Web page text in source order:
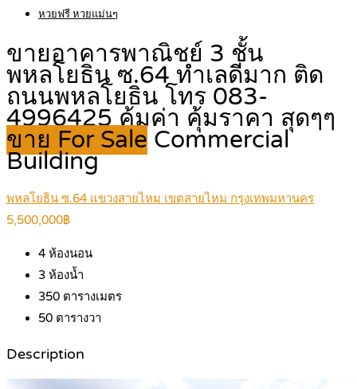
หวยฟรี หวยแม่นๆ
ขายอาคารพาณิชย์ 3 ชั้น
พหลโยธิน ซ.64 ทำเลดีมาก ติด
ถนนพหลโยธิน โทร 083-
4996425 คุ้มค่า คุ้มราคา สุดๆๆ
ขาย For Sale Commercial
Building
พหลโยธิน ซ.64 แขวงสายไหม เขตสายไหม กรุงเทพมหานคร
5,500,000฿
4 ห้องนอน
3 ห้องน้ำ
350 ตารางเมตร
50 ตารางวา
Description